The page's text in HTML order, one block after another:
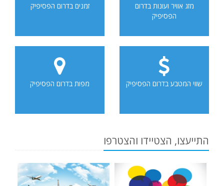
מזג אוויר ועונות בדרום
הפסיפיק
זמנים בדרום הפסיפיק
שווי המטבע בדרום הפסיפיק מפות בדרום הפסיפיק
התייעצו, הצטיידו והצטרפו